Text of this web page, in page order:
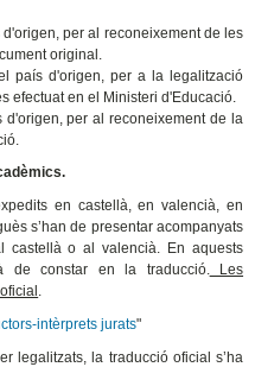
per al reconeixement de les
original.
país d'origen, per a la legalització
efectuat en el Ministeri d'Educació.
per al reconeixement de la
en castellà, en valencià, en
s’han de presentar acompanyats
castellà o al valencià. En aquests
de constar en la traducció.
Les
intèrprets jurats"
legalitzats, la traducció oficial s’ha